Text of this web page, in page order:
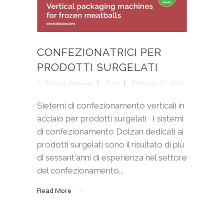
CONFEZIONATRICI PER
PRODOTTI SURGELATI
by Dolzan_Impianti News Febbraio 22, 2023
Sietemi di confezionamento verticali in
acciaio per prodotti surgelati I sistemi
di confezionamento Dolzan dedicati ai
prodotti surgelati sono il risultato di più
di sessant'anni di esperienza nel settore
del confezionamento...
Read More